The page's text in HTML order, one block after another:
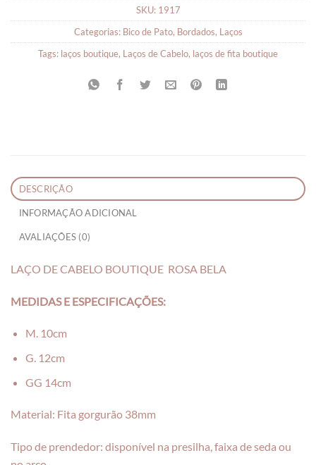
SKU: 1917
Categorias: Bico de Pato, Bordados, Laços
Tags: laços boutique, Laços de Cabelo, laços de fita boutique
DESCRIÇÃO
INFORMAÇÃO ADICIONAL
AVALIAÇÕES (0)
LAÇO DE CABELO BOUTIQUE ROSA BELA
MEDIDAS E ESPECIFICAÇÕES:
M. 10cm
G. 12cm
GG 14cm
Material: Fita gorgurão 38mm
Tipo de prendedor: disponível na presilha, faixa de seda ou